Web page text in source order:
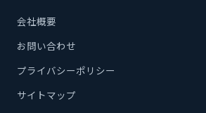
会社概要
お問い合わせ
プライバシーポリシー
サイトマップ